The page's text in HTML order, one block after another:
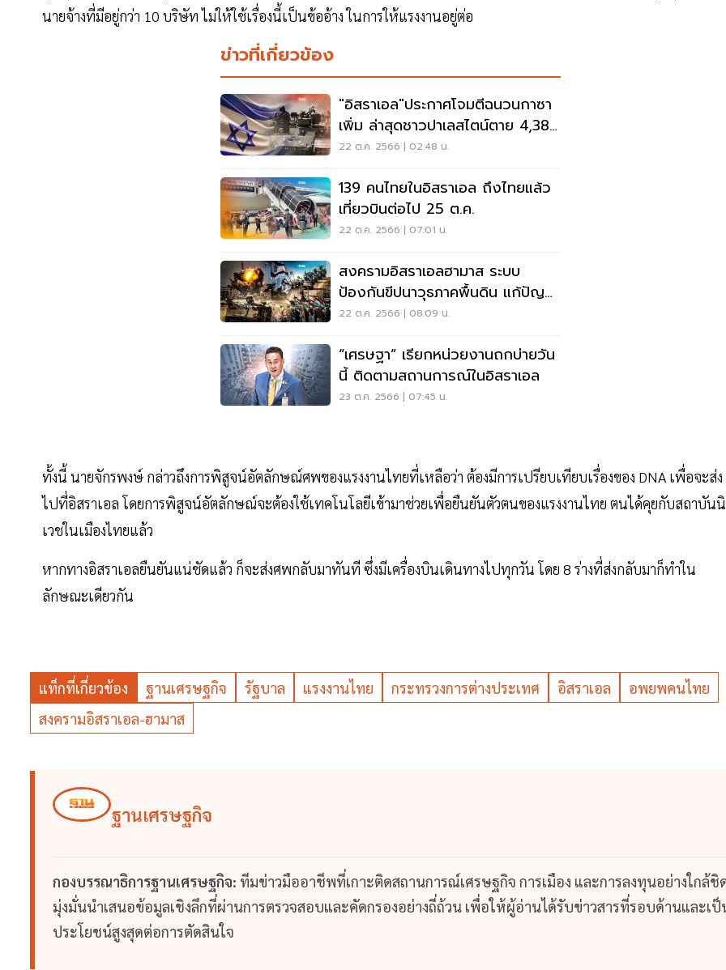
นายจ้างที่มีอยู่กว่า 10 บริษัท ไม่ให้ใช้เรื่องนี้เป็นข้ออ้าง ในการให้แรงงานอยู่ต่อ
ข่าวที่เกี่ยวข้อง
"อิสราเอล"ประกาศโจมตีฉนวนกาซา
เพิ่ม ล่าสุดชาวปาเลสไตน์ตาย 4,385
ราย
22 ต.ค. 2566 | 02:48 น.
139 คนไทยในอิสราเอล ถึงไทยแล้ว
เที่ยวบินต่อไป 25 ต.ค.
22 ต.ค. 2566 | 07:01 น.
สงครามอิสราเอลฮามาส ระบบ
ป้องกันขีปนาวุธภาคพื้นดิน แก้ปัญหา
หรือบานปลาย ?
22 ต.ค. 2566 | 08:09 น.
“เศรษฐา” เรียกหน่วยงานถกบ่ายวัน
นี้ ติดตามสถานการณ์ในอิสราเอล
23 ต.ค. 2566 | 07:45 น.
ทั้งนี้ นายจักรพงษ์ กล่าวถึงการพิสูจน์อัตลักษณ์ศพของแรงงานไทยที่เหลือว่า ต้องมีการเปรียบเทียบเรื่องของ DNA เพื่อจะส่ง
ไปที่อิสราเอล โดยการพิสูจน์อัตลักษณ์จะต้องใช้เทคโนโลยีเข้ามาช่วยเพื่อยืนยันตัวตนของแรงงานไทย ตนได้คุยกับสถาบัน
เวชในเมืองไทยแล้ว
หากทางอิสราเอลยืนยันแน่ชัดแล้ว ก็จะส่งศพกลับมาทันที ซึ่งมีเครื่องบินเดินทางไปทุกวัน โดย 8 ร่างที่ส่งกลับมาก็ทำใน
ลักษณะเดียวกัน
แท็กที่เกี่ยวข้อง ฐานเศรษฐกิจ รัฐบาล แรงงานไทย กระทรวงการต่างประเทศ อิสราเอล
อพยพคนไทย
สงครามอิสราเอล-ฮามาส
ฐานเศรษฐกิจ
กองบรรณาธิการฐานเศรษฐกิจ: ทีมข่าวมืออาชีพที่เกาะติดสถานการณ์เศรษฐกิจ การเมือง และการลงทุนอย่างใกล้ชิ
มุ่งมั่นนำเสนอข้อมูลเชิงลึกที่ผ่านการตรวจสอบและคัดกรองอย่างถี่ถ้วน เพื่อให้ผู้อ่านได้รับข่าวสารที่รอบด้านและเป็
ประโยชน์สูงสุดต่อการตัดสินใจ